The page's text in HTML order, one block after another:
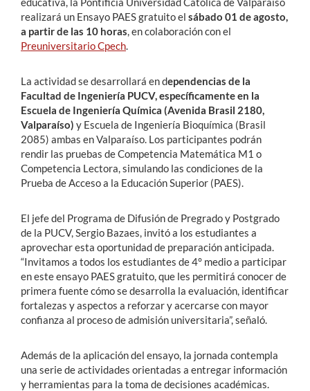
realizará un Ensayo PAES gratuito el sábado 01 de agosto,
a partir de las 10 horas , en colaboración con el
Preuniversitario Cpech
La actividad se desarrollará en dependencias de la
Facultad de Ingeniería PUCV, específicamente en la
Escuela de Ingeniería Química (Avenida Brasil 2180,
Valparaíso) y Escuela de Ingeniería Bioquímica (Brasil
2085) ambas en Valparaíso. Los participantes podrán
rendir las pruebas de Competencia Matemática M1 o
Competencia Lectora, simulando las condiciones de la
Prueba de Acceso a la Educación Superior (PAES).
El jefe del Programa de Difusión de Pregrado y Postgrado
de la PUCV, Sergio Bazaes, invitó a los estudiantes a
aprovechar esta oportunidad de preparación anticipada.
“Invitamos a todos los estudiantes de 4° medio a participar
en este ensayo PAES gratuito, que les permitirá conocer de
primera fuente cómo se desarrolla la evaluación, identificar
fortalezas y aspectos a reforzar y acercarse con mayor
confianza al proceso de admisión universitaria”, señaló.
Además de la aplicación del ensayo, la jornada contempla
una serie de actividades orientadas a entregar información
y herramientas para la toma de decisiones académicas.